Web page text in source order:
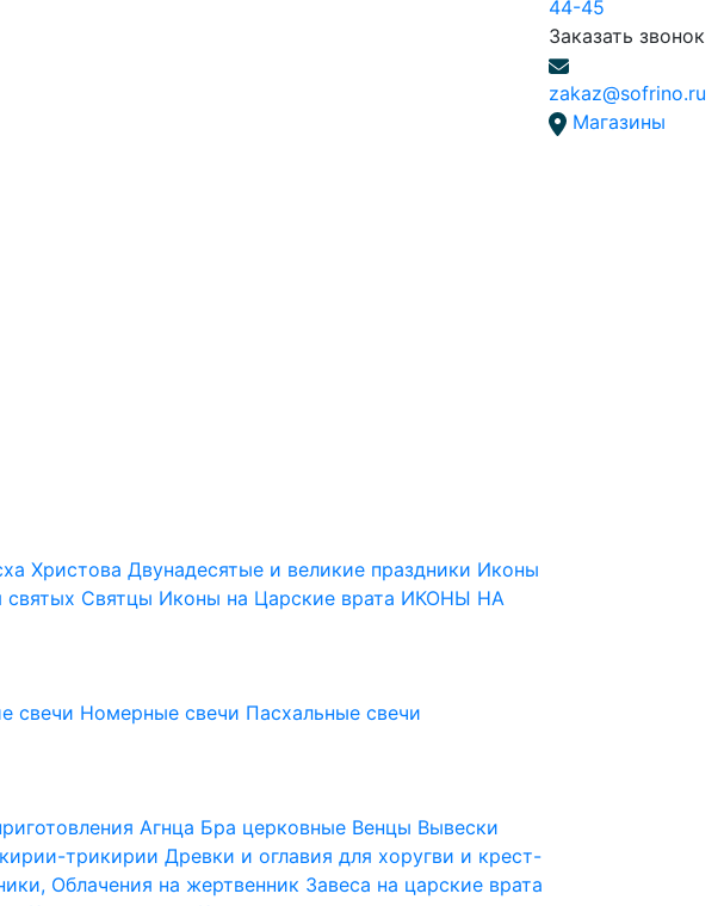
ХристоваДвунадесятые и великие праздники Иконы
Святцы Иконы на Царские врата ИКОНЫ НА
свечи Номерные свечи Пасхальные свечи
Агнца Бра церковные Венцы Вывески
трикирииДревки и оглавия для хоругви и крест-
Облачения на жертвенник Завеса на царские врата
44-45
Заказать звонок
zakaz@sofrino.ru
Магазины